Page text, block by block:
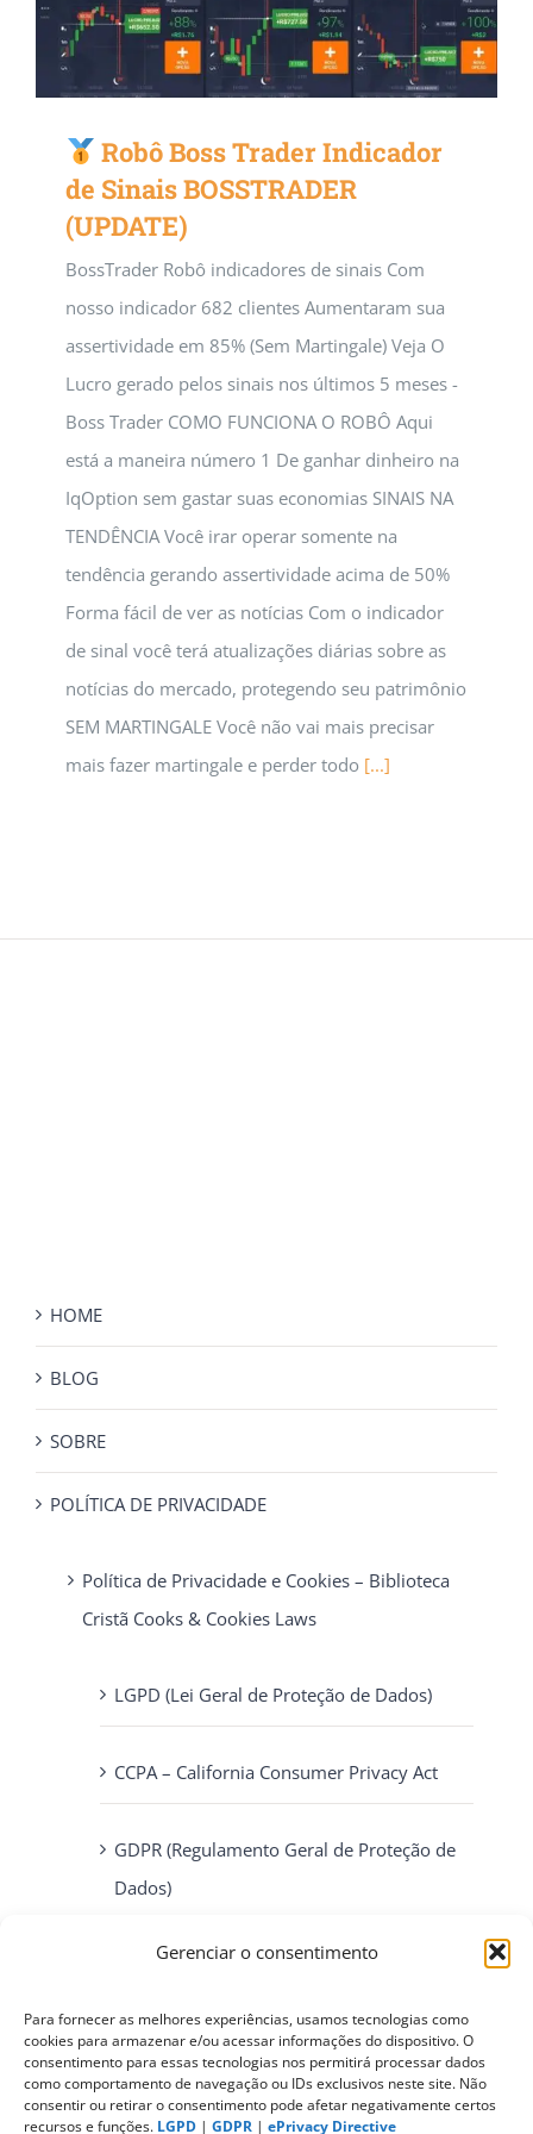
Gerenciar o consentimento
Para fornecer as melhores experiências, usamos tecnologias como
cookies para armazenar e/ou acessar informações do dispositivo. O
consentimento para essas tecnologias nos permitirá processar dados
como comportamento de navegação ou IDs exclusivos neste site. Não
consentir ou retirar o consentimento pode afetar negativamente certos
recursos e funções. LGPD | GDPR | ePrivacy Directive
Robô Boss Trader Indicador
de Sinais BOSSTRADER
(UPDATE)
BossTrader Robô indicadores de sinais Com
nosso indicador 682 clientes Aumentaram sua
assertividade em 85% (Sem Martingale) Veja O
Lucro gerado pelos sinais nos últimos 5 meses -
Boss Trader COMO FUNCIONA O ROBÔ Aqui
está a maneira número 1 De ganhar dinheiro na
IqOption sem gastar suas economias SINAIS NA
TENDÊNCIA Você irar operar somente na
tendência gerando assertividade acima de 50%
Forma fácil de ver as notícias Com o indicador
de sinal você terá atualizações diárias sobre as
notícias do mercado, protegendo seu patrimônio
SEM MARTINGALE Você não vai mais precisar
mais fazer martingale e perder todo [...]
HOME
BLOG
SOBRE
POLÍTICA DE PRIVACIDADE
Política de Privacidade e Cookies – Biblioteca
Cristã Cooks & Cookies Laws
LGPD (Lei Geral de Proteção de Dados)
CCPA – California Consumer Privacy Act
GDPR (Regulamento Geral de Proteção de
Dados)
ePrivacy Directive (Diretiva ePrivacidade)
PIPEDA (Personal Information Protection
and Electronic Documents Act)